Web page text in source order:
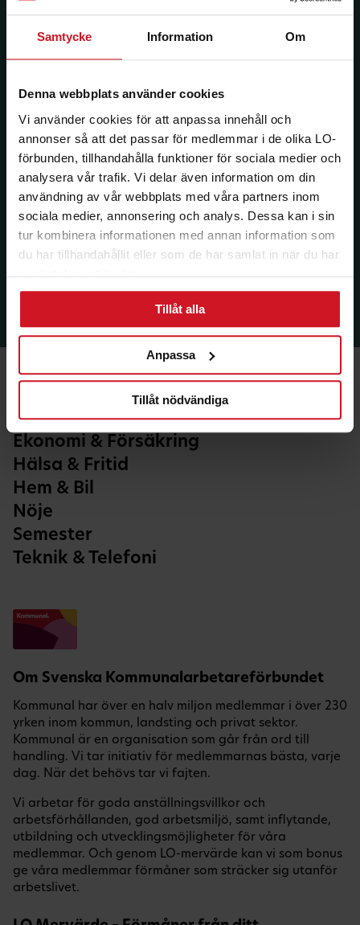
Samtycke Information Om
Denna webbplats använder cookies
Vi använder cookies för att anpassa innehåll och
annonser så att det passar för medlemmar i de olika LO-
förbunden, tillhandahålla funktioner för sociala medier och
analysera vår trafik. Vi delar även information om din
användning av vår webbplats med våra partners inom
sociala medier, annonsering och analys. Dessa kan i sin
tur kombinera informationen med annan information som
du har tillhandahållit eller som de har samlat in när du har
använt deras tjänster.
Tillåt alla
Anpassa
Tillåt nödvändiga
Ekonomi & Försäkring
Hälsa & Fritid
Hem & Bil
Nöje
Semester
Teknik & Telefoni
Om Svenska Kommunalarbetareförbundet
Kommunal har över en halv miljon medlemmar i över 230
yrken inom kommun, landsting och privat sektor.
Kommunal är en organisation som går från ord till
handling. Vi tar initiativ för medlemmarnas bästa, varje
dag. När det behövs tar vi fajten.
Vi arbetar för goda anställningsvillkor och
arbetsförhållanden, god arbetsmiljö, samt inflytande,
utbildning och utvecklingsmöjligheter för våra
medlemmar. Och genom LO-mervärde kan vi som bonus
ge våra medlemmar förmåner som sträcker sig utanför
arbetslivet.